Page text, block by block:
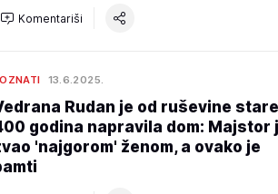
Komentariši
13.6.2025.
Rudan je od ruševine stare
godina napravila dom: Majstor
'najgorom' ženom, a ovako je